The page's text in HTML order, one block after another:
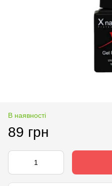
В наявності
89 грн